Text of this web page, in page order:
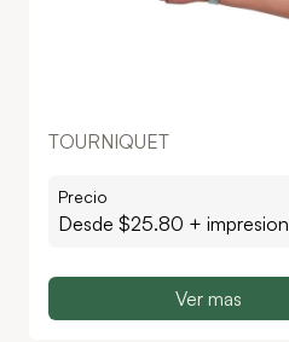
TOURNIQUET
Precio
Desde $25.80 + impresion
Ver mas